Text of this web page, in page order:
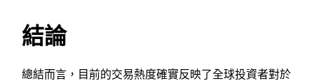
結論
總結而言，目前的交易熱度確實反映了全球投資者對於